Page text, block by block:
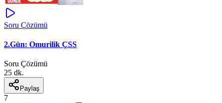
Soru Çözümü
2.Gün: Omurilik ÇSS
Soru Çözümü
25 dk.
Paylaş
7